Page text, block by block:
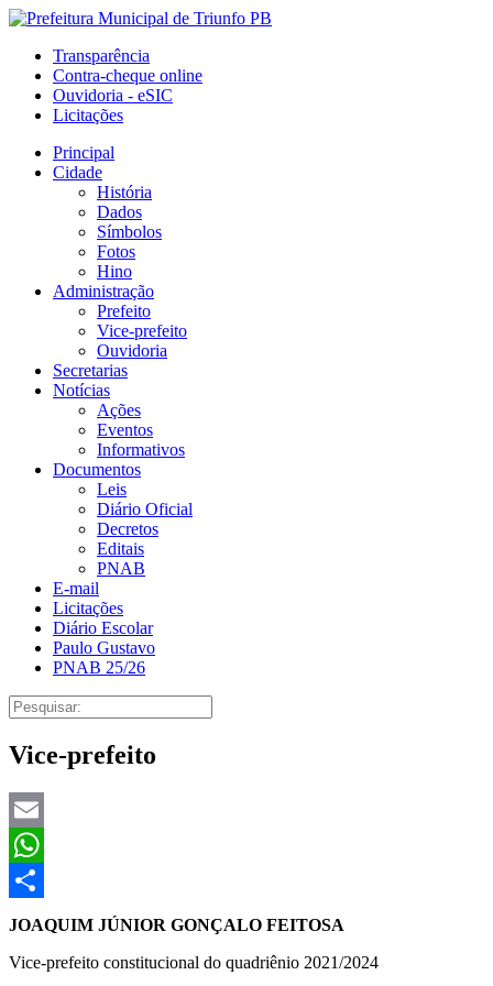
Transparência
Contra-cheque online
Ouvidoria - eSIC
Licitações
Principal
Cidade
História
Dados
Símbolos
Fotos
Hino
Administração
Prefeito
Vice-prefeito
Ouvidoria
Secretarias
Notícias
Ações
Eventos
Informativos
Documentos
Leis
Diário Oficial
Decretos
Editais
PNAB
E-mail
Licitações
Diário Escolar
Paulo Gustavo
PNAB 25/26
Vice-prefeito
Email
WhatsApp
Share
JOAQUIM JÚNIOR GONÇALO FEITOSA
Vice-prefeito constitucional do quadriênio 2021/2024